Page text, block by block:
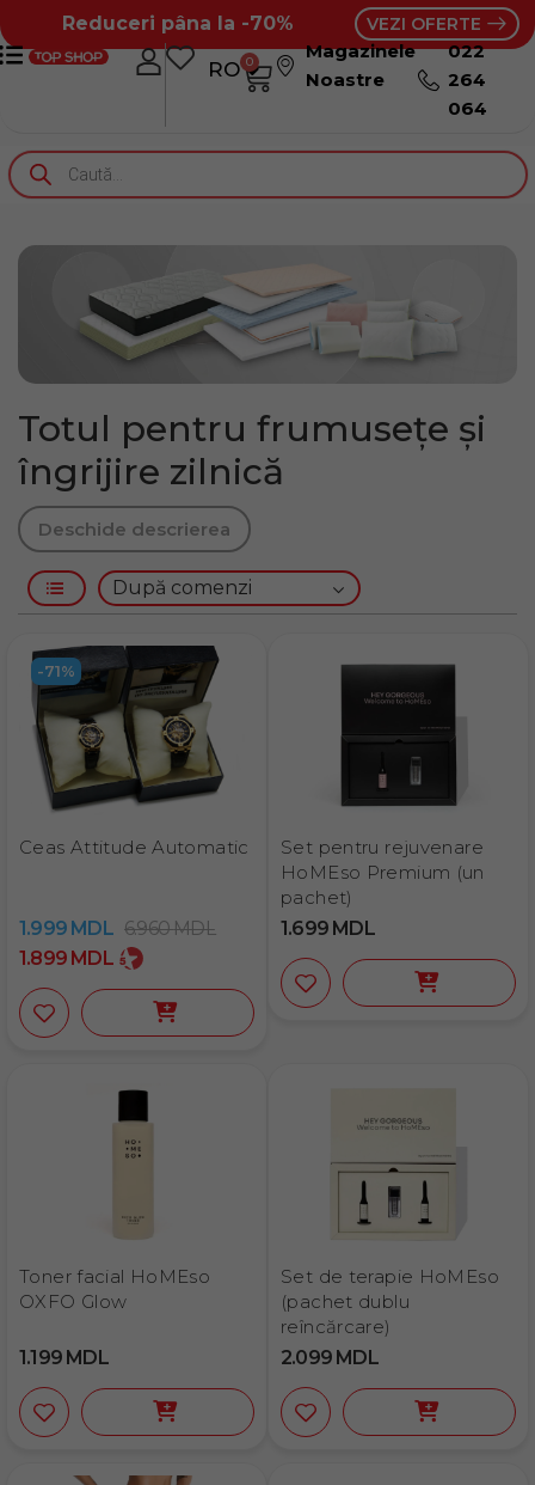
Reduceri pâna la -70% VEZI OFERTE
RO
RU
0
Magazinele
Noastre
022
264
064
Totul pentru frumusețe și
îngrijire zilnică
Deschide descrierea
-71%
Ceas Attitude Automatic
1.999 MDL 6.960MDL
1.899 MDL
Set pentru rejuvenare
HoMEso Premium (un
pachet)
1.699 MDL
Toner facial HoMEso
OXFO Glow
1.199 MDL
Set de terapie HoMEso
(pachet dublu
reîncărcare)
2.099 MDL